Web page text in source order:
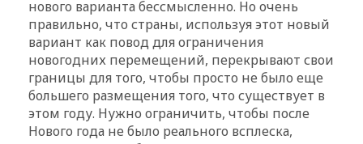
нового варианта бессмысленно. Но очень
правильно, что страны, используя этот новый
вариант как повод для ограничения
новогодних перемещений, перекрывают свои
границы для того, чтобы просто не было еще
большего размещения того, что существует в
этом году. Нужно ограничить, чтобы после
Нового года не было реального всплеска,